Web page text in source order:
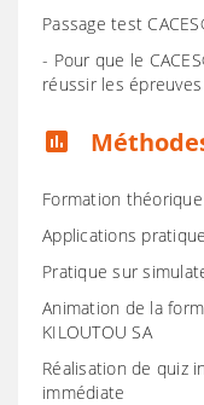
Passage test
- Pour que le
réussir les
assessment
Formation
Applications
Pratique sur
Animation de la
KILOUTOU SA
Réalisation de quiz
immédiate